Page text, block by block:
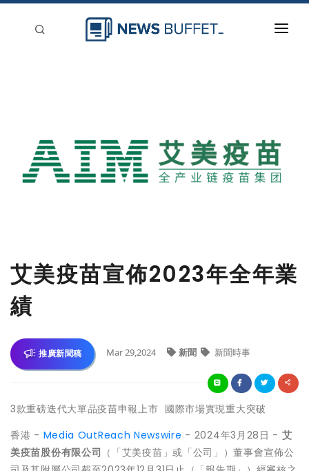
刊登
艾美疫苗宣佈2023年全年業
績
推廣新聞稿 Mar 29,2024 新聞 新聞時事
3款重磅迭代大單品疫苗申報上市 國際市場實現重大突破
香港 - Media OutReach Newswire - 2024年3月28日 - 艾
美疫苗股份有限公司 （「艾美疫苗」或「公司」）董事會宣佈公